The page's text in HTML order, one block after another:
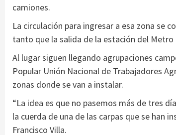
camiones.
La circulación para ingresar a esa zona se
tanto que la salida de la estación del
Al lugar siguen llegando agrupaciones
Popular Unión Nacional de Trabajadores
zonas donde se van a instalar.
“La idea es que no pasemos más de tres
la cuerda de una de las carpas que se han
Francisco Villa.